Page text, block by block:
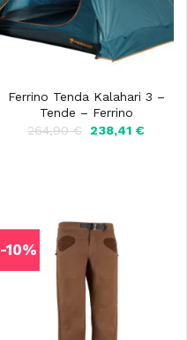
Ferrino Tenda Kalahari 3 –
Tende – Ferrino
264,90€
Il
prezzo
238,41€Il
-10%